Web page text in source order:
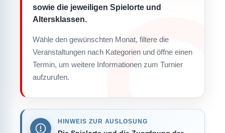
sowie die jeweiligen Spielorte und
Altersklassen.
Wähle den gewünschten Monat, filtere die
Veranstaltungen nach Kategorien und öffne einen
Termin, um weitere Informationen zum Turnier
aufzurufen.
HINWEIS ZUR AUSLOSUNG